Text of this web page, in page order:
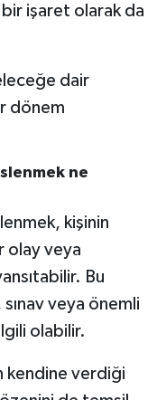
işaret olarak da
dair
dönem
ne
kişinin
olay veya
Bu
veya önemli
olabilir.
kendine verdiği